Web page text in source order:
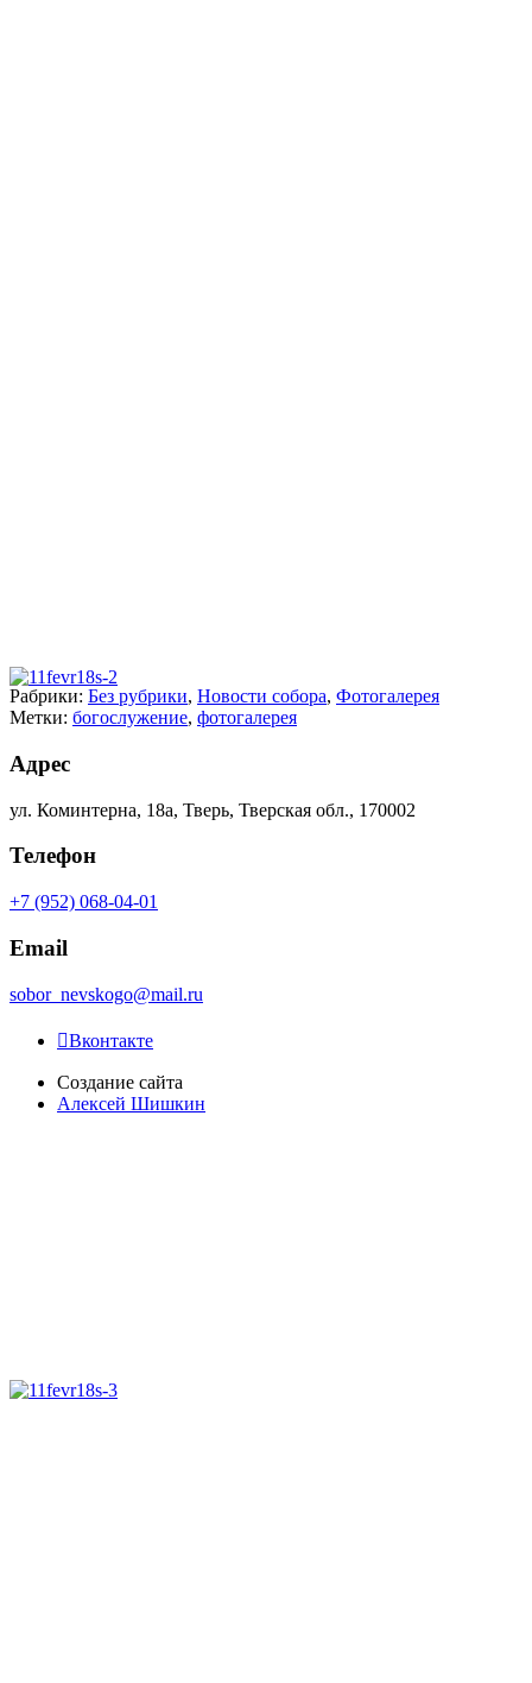
Рабрики: Без рубрики, Новости собора, Фотогалерея
Метки: богослужение, фотогалерея
Адрес
ул. Коминтерна, 18а, Тверь, Тверская обл., 170002
Телефон
+7 (952) 068-04-01
Email
sobor_nevskogo@mail.ru
Вконтакте
Создание сайта
Алексей Шишкин